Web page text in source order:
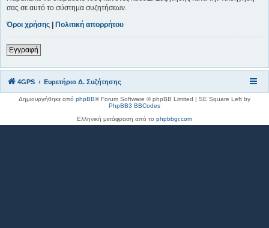
σας σε αυτό το σύστημα συζητήσεων.
Όροι χρήσης | Πολιτική απορρήτου
Εγγραφή
4GPS Ευρετήριο Δ. Συζήτησης
Δημιουργήθηκε από phpBB® Forum Software © phpBB Limited | SE Square Left by
PhpBB3 BBCodes
Ελληνική μετάφραση από το phpbbgr.com